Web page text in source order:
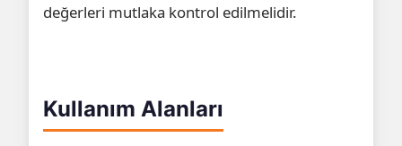
değerleri mutlaka kontrol edilmelidir.
Kullanım Alanları